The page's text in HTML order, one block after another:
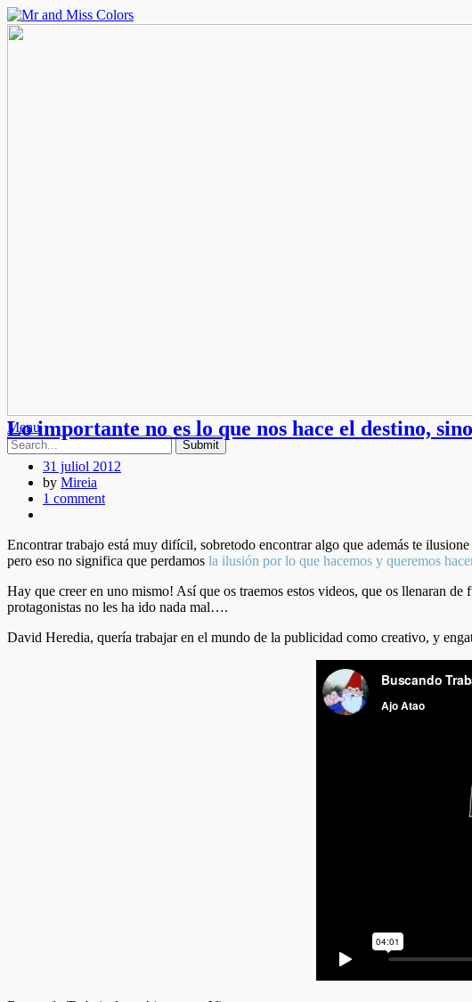
Menu
Lo importante no es lo que nos hace el destino,
31 juliol 2012
by Mireia
1 comment
Encontrar trabajo está muy difícil, sobretodo encontrar algo que además te
pero eso no significa que perdamos la ilusión por lo que hacemos y queremos
Hay que creer en uno mismo! Así que os traemos estos videos, que os llenaran
protagonistas no les ha ido nada mal….
David Heredia, quería trabajar en el mundo de la publicidad como creativo, y